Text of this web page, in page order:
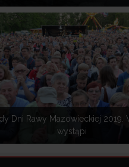
Dni Rawy Mazowieckiej 2019.
wystąpi